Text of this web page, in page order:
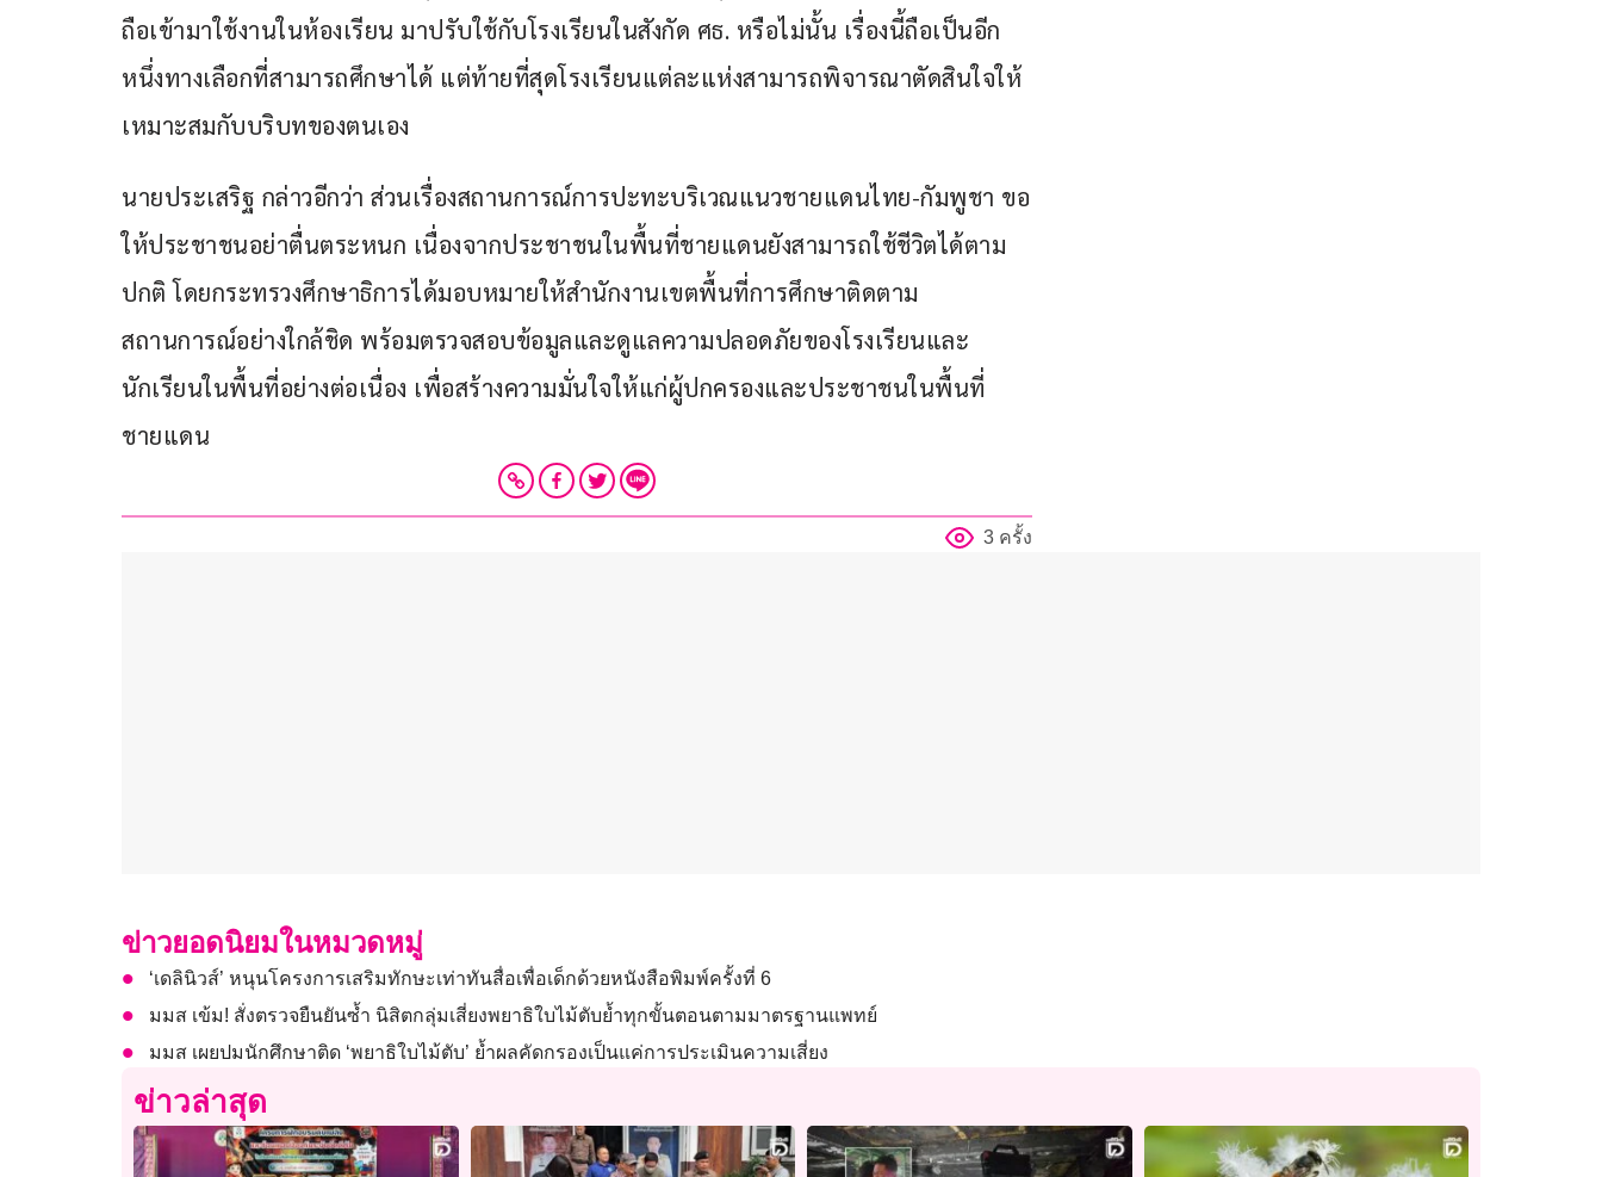
ถือเข้ามาใช้งานในห้องเรียน มาปรับใช้กับโรงเรียนในสังกัด ศธ. หรือไม่นั้น เรื่องนี้ถือเป็นอีก
หนึ่งทางเลือกที่สามารถศึกษาได้ แต่ท้ายที่สุดโรงเรียนแต่ละแห่งสามารถพิจารณาตัดสินใจให้
เหมาะสมกับบริบทของตนเอง
นายประเสริฐ กล่าวอีกว่า ส่วนเรื่องสถานการณ์การปะทะบริเวณแนวชายแดนไทย-กัมพูชา ขอ
ให้ประชาชนอย่าตื่นตระหนก เนื่องจากประชาชนในพื้นที่ชายแดนยังสามารถใช้ชีวิตได้ตาม
ปกติ โดยกระทรวงศึกษาธิการได้มอบหมายให้สำนักงานเขตพื้นที่การศึกษาติดตาม
สถานการณ์อย่างใกล้ชิด พร้อมตรวจสอบข้อมูลและดูแลความปลอดภัยของโรงเรียนและ
นักเรียนในพื้นที่อย่างต่อเนื่อง เพื่อสร้างความมั่นใจให้แก่ผู้ปกครองและประชาชนในพื้นที่
ชายแดน
3 ครั้ง
ข่าวยอดนิยมในหมวดหมู่
‘เดลินิวส์’ หนุนโครงการเสริมทักษะเท่าทันสื่อเพื่อเด็กด้วยหนังสือพิมพ์ครั้งที่ 6
มมส เข้ม! สั่งตรวจยืนยันซ้ำ นิสิตกลุ่มเสี่ยงพยาธิใบไม้ตับย้ำทุกขั้นตอนตามมาตรฐานแพทย์
มมส เผยปมนักศึกษาติด ‘พยาธิใบไม้ตับ’ ย้ำผลคัดกรองเป็นแค่การประเมินความเสี่ยง
ข่าวล่าสุด